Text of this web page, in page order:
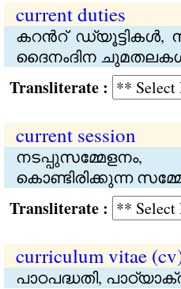
current duties
കറന്‍റ് ഡ്യൂട്ടികൾ,
ദൈനംദിന
:
current session
കൊണ്ടിരിക്കുന്ന
:
curriculum vitae
പാഠപദ്ധതി,